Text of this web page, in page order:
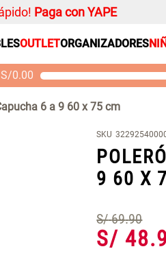
Paga con YAPE
OUTLETORGANIZADORES
S/0.00
6 a 9 60 x 75 cm
SKU
9 60 X
S/ 69.90
S/ 48.
Bambú Inodoro con
Puerta 65x28x171 cm
S/ 261.00 S/